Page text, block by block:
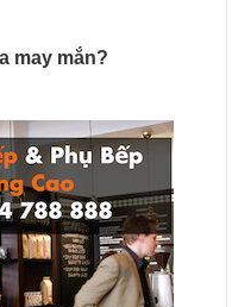
may mắn?